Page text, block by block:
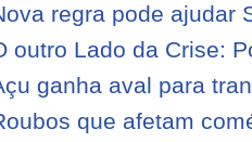
regra pode ajudar
outro Lado da Crise:
ganha aval para
que afetam